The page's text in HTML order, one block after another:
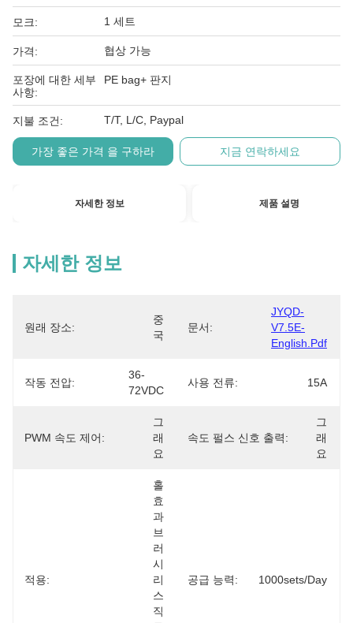
모크: 1 세트
가격: 협상 가능
포장에 대한 세부
사항:
PE bag+ 판지
지불 조건: T/T, L/C, Paypal
가장 좋은 가격 을 구하라 지금 연락하세요
자세한 정보 제품 설명
자세한 정보
원래 장소:
중
국
문서:
JYQD-
V7.5E-
English.pdf
작동 전압:
36-
72VDC
사용 전류: 15A
PWM 속도 제어:
그
래
요
속도 펄스 신호 출력:
그
래
요
적용:
홀
효
과
브
러
시
리
스
직
공급 능력: 1000sets/day